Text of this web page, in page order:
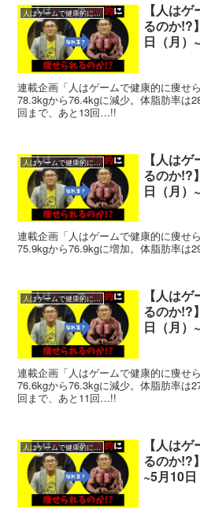
人はゲームで健康的に痩せられるのか!?
【人は
るのか!?
日（月）
連載企画「人はゲームで健康的に痩せ
78.3kgから76.4kgに減少。体脂肪率は
回まで、あと13回…!!
人はゲームで健康的に痩せられるのか!?
【人は
るのか!?
日（月）
連載企画「人はゲームで健康的に痩せ
75.9kgから76.9kgに増加。体脂肪率は
人はゲームで健康的に痩せられるのか!?
【人は
るのか!?
日（月）
連載企画「人はゲームで健康的に痩せ
76.6kgから76.3kgに減少。体脂肪率は
回まで、あと11回…!!
人はゲームで健康的に痩せられるのか!?
【人は
るのか!?
~5月10日